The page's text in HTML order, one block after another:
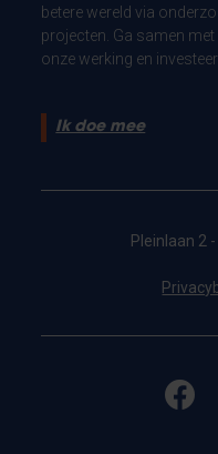
betere wereld via
projecten. Ga samen
onze werking en
Ik doe mee
Pleinlaan 2